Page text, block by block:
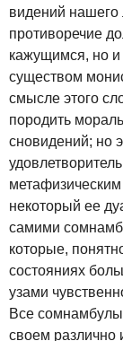
видений нашего
противоречие
кажущимся, но
существом
смысле этого
породить
сновидений; но
некоторый ее
самими
которые,
состояниях
узами
Все
своем различно